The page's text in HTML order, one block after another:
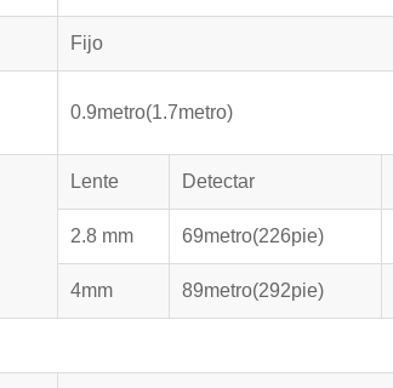
Fijo
0.9metro(1.7metro)
Lente Detectar
2.8 mm 69metro(226pie)
4mm 89metro(292pie)